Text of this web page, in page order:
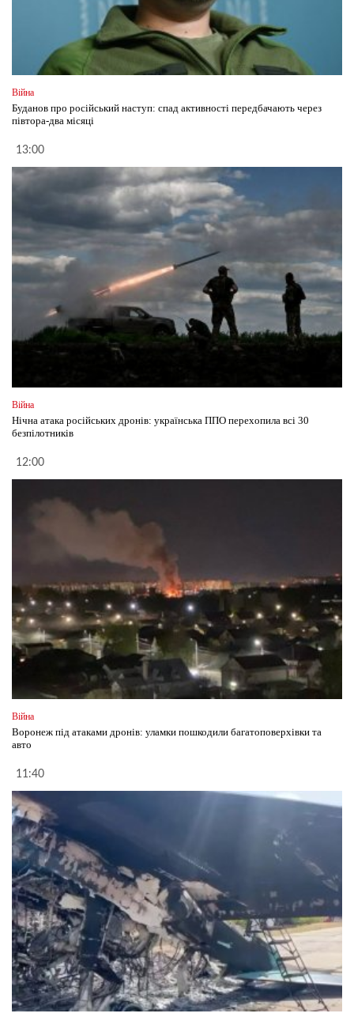
Війна
Буданов про російський наступ: спад активності передбачають через
півтора-два місяці
13:00
Війна
Нічна атака російських дронів: українська ППО перехопила всі 30
безпілотників
12:00
Війна
Воронеж під атаками дронів: уламки пошкодили багатоповерхівки та
авто
11:40